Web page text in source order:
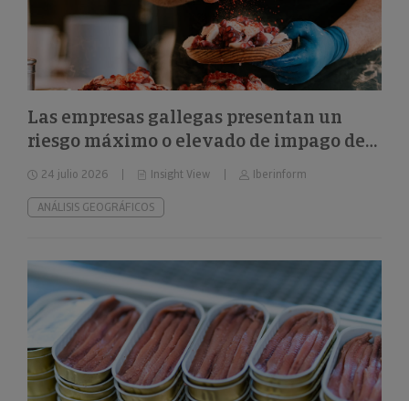
Las empresas gallegas presentan un
riesgo máximo o elevado de impago del
24%
24 julio 2026 Insight View Iberinform
ANÁLISIS GEOGRÁFICOS